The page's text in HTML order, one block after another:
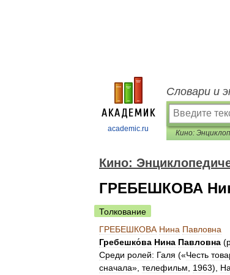
academic.ru
Словари и
Кино:
ГРЕБЕШКОВА
Толкование
ГРЕБЕШКОВА Нина Павловна
Гребешко́ва Нина Павловна (
Среди ролей: Галя («Честь
сначала», телефильм 1963),